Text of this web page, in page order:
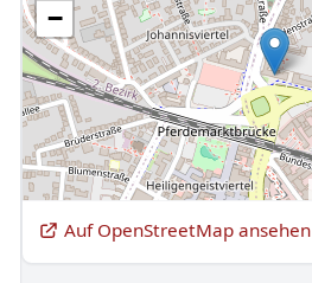
−
Auf OpenStreetMap ansehen